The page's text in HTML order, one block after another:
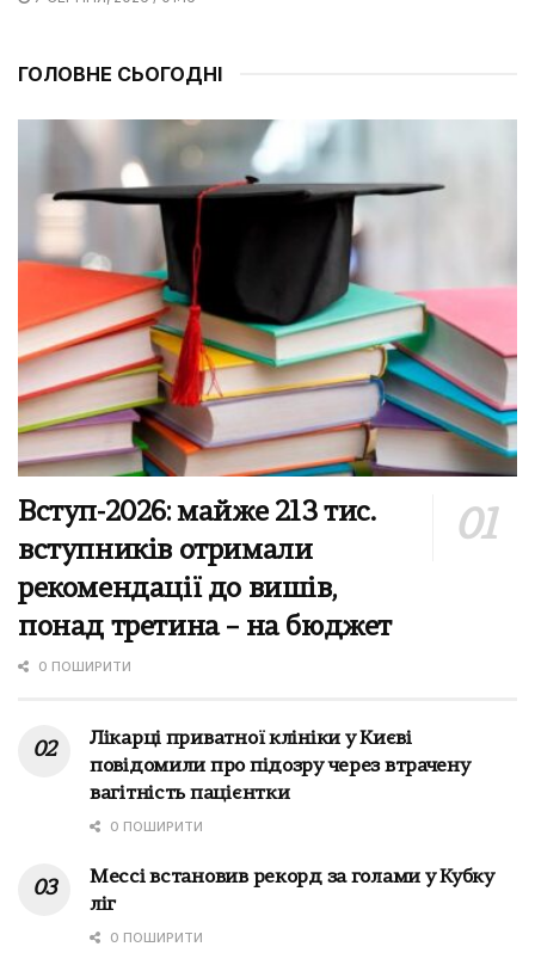
ГОЛОВНЕ СЬОГОДНІ
Вступ-2026: майже 213 тис.
вступників отримали
рекомендації до вишів,
понад третина – на бюджет
0 ПОШИРИТИ
Лікарці приватної клініки у Києві
повідомили про підозру через втрачену
вагітність пацієнтки
0 ПОШИРИТИ
Мессі встановив рекорд за голами у Кубку
ліг
0 ПОШИРИТИ